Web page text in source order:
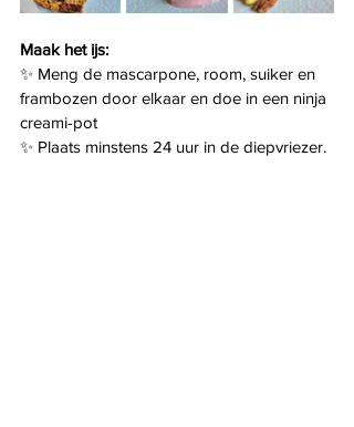
Maak het ijs:
✨ Meng de mascarpone, room, suiker en
frambozen door elkaar en doe in een ninja
creami-pot
✨ Plaats minstens 24 uur in de diepvriezer.